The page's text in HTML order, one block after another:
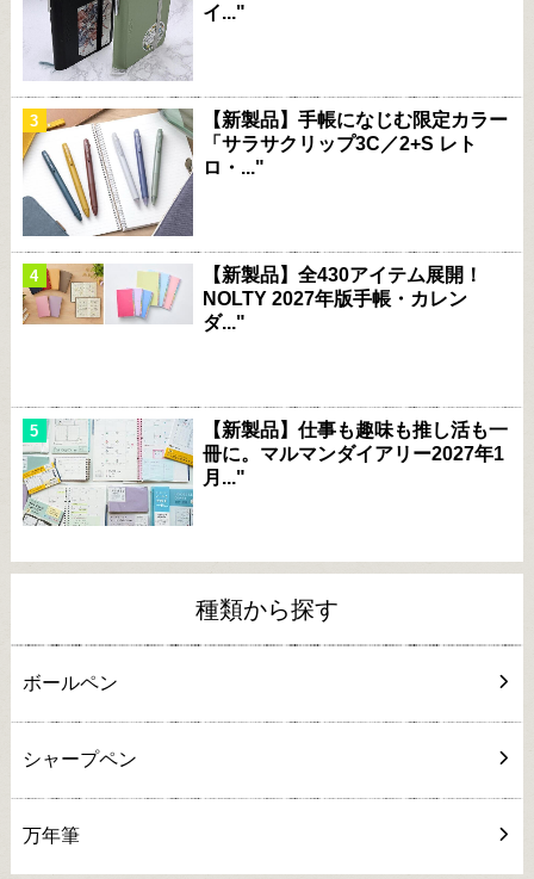
イ..."
【新製品】手帳になじむ限定カラー
「サラサクリップ3C／2+S レト
ロ・..."
【新製品】全430アイテム展開！
NOLTY 2027年版手帳・カレン
ダ..."
【新製品】仕事も趣味も推し活も一
冊に。マルマンダイアリー2027年1
月..."
種類から探す
ボールペン
シャープペン
万年筆